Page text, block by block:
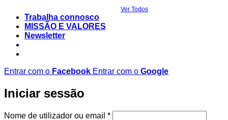
Ver Todos
Trabalha connosco
MISSÃO E VALORES
Newsletter
Entrar com o Facebook Entrar com o Google
Iniciar sessão
Nome de utilizador ou email *Obrigatório